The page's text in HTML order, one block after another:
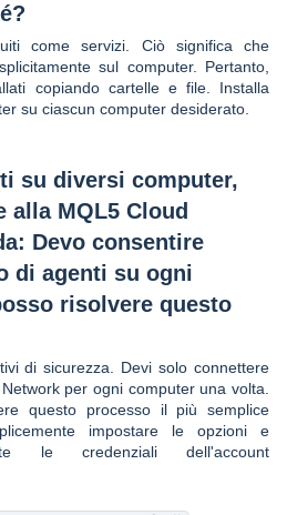
come servizi. Ciò significa che
sul computer. Pertanto,
copiando cartelle e file. Installa
su ciascun computer desiderato.
su diversi computer,
alla MQL5 Cloud
Devo consentire
di agenti su ogni
risolvere questo
di sicurezza. Devi solo connettere
per ogni computer una volta.
questo processo il più semplice
impostare le opzioni e
le credenziali dell'account